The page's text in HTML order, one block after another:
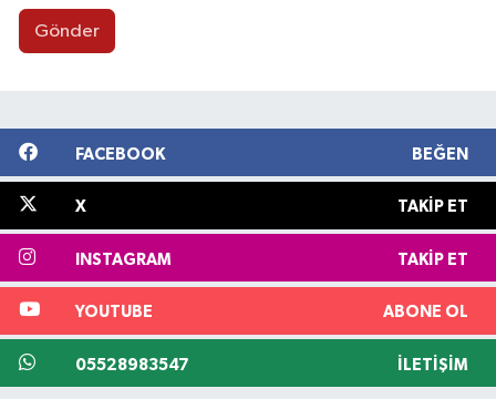
Gönder
FACEBOOK BEĞEN
X TAKIP ET
INSTAGRAM TAKIP ET
YOUTUBE ABONE OL
05528983547 İLETIŞIM